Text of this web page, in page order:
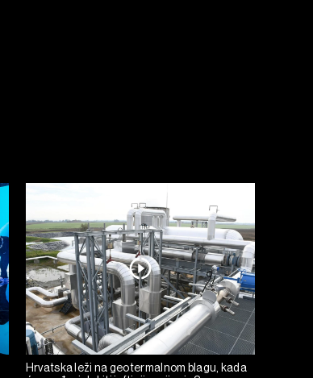
Hrvatska leži na geotermalnom blagu, kada